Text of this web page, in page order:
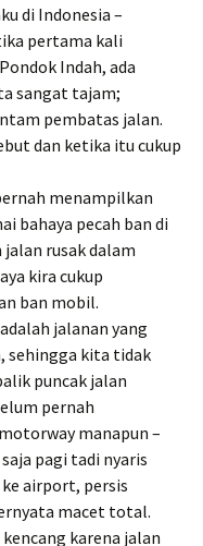
di Indonesia –
pertama kali
Indah, ada
sangat tajam;
pembatas jalan.
dan ketika itu cukup
menampilkan
bahaya pecah ban di
rusak dalam
kira cukup
ban mobil.
jalanan yang
sehingga kita tidak
puncak jalan
pernah
manapun –
pagi tadi nyaris
airport, persis
macet total.
karena jalan